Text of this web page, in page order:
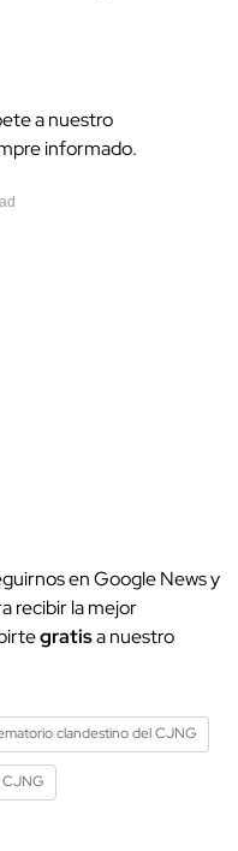
a nuestro
informado.
en Google News y
recibir la mejor
gratisa nuestro
clandestino del CJNG
CJNG